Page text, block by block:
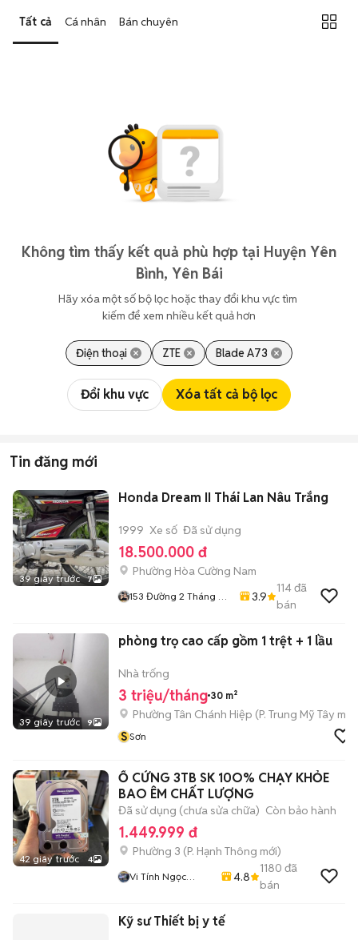
Tất cả Cá nhân Bán chuyên
Không tìm thấy kết quả phù hợp tại Huyện Yên
Bình, Yên Bái
Hãy xóa một số bộ lọc hoặc thay đổi khu vực tìm
kiếm để xem nhiều kết quả hơn
Điện thoại ZTE Blade A73
Đổi khu vực Xóa tất cả bộ lọc
Tin đăng mới
39 giây trước 7
Honda Dream II Thái Lan Nâu Trắng
1999 Xe số Đã sử dụng
18.500.000 đ
Phường Hòa Cường Nam
153 Đường 2 Tháng 9
3.9
114đã
bán
39 giây trước 9
phòng trọ cao cấp gồm 1 trệt + 1 lầu
Nhà trống
3 triệu/tháng 30 m²
Phường Tân Chánh Hiệp (P. Trung Mỹ Tây mới)
S Sơn
42 giây trước 4
Ổ CỨNG 3TB SK 10O% CHẠY KHỎE
BAO ÊM CHẤT LƯỢNG
Đã sử dụng (chưa sửa chữa) Còn bảo hành
1.449.999 đ
Phường 3 (P. Hạnh Thông mới)
Vi Tính Ngọc
4.8
1180 đã
bán
Kỹ sư Thiết bị y tế